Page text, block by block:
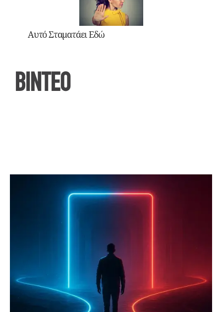
Αυτό Σταματάει Εδώ
ΒΙΝΤΕΟ